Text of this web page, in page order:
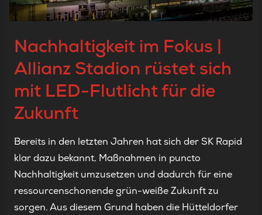
Nachhaltigkeit im Fokus |
Allianz Stadion rüstet sich
mit LED-Flutlicht für die
Zukunft
Bereits in den letzten Jahren hat sich der SK Rapid
klar dazu bekannt, Maßnahmen in puncto
Nachhaltigkeit umzusetzen und dadurch für eine
ressourcenschonende grün-weiße Zukunft zu
sorgen. Aus diesem Grund haben die Hütteldorfer